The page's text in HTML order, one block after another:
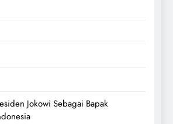
Jokowi Sebagai Bapak